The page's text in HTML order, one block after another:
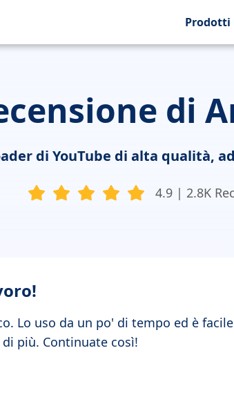
Prodotti
di
di YouTube di alta qualità,
4.9 | 2.8K
Lo uso da un po' di tempo ed è
più. Continuate così!